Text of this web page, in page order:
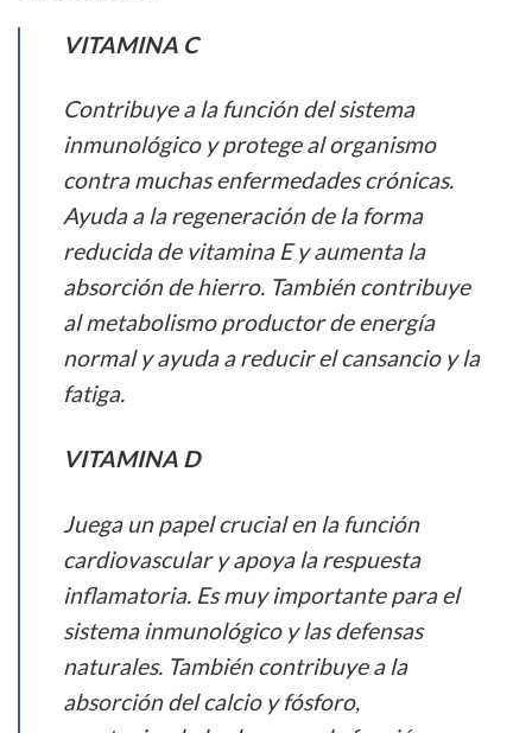
VITAMINA C
Contribuye a la función del sistema
inmunológico y protege al organismo
contra muchas enfermedades crónicas.
Ayuda a la regeneración de la forma
reducida de vitamina E y aumenta la
absorción de hierro. También contribuye
al metabolismo productor de energía
normal y ayuda a reducir el cansancio y la
fatiga.
VITAMINA D
Juega un papel crucial en la función
cardiovascular y apoya la respuesta
inflamatoria. Es muy importante para el
sistema inmunológico y las defensas
naturales. También contribuye a la
absorción del calcio y fósforo,